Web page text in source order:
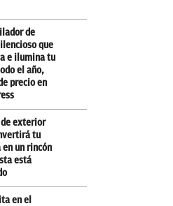
de
que
e ilumina tu
el año,
precio en
de exterior
tu
un rincón
está
en el